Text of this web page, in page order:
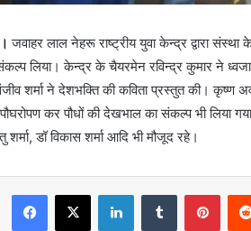
जवाहर लाल नेहरू राष्ट्रीय युवा केन्द्र द्वारा
लिया। केन्द्र के चैयरमेन रविन्द्र कुमार ने
संजीव शर्मा ने देशभक्ति की कविता प्रस्तुत की।
कर पौधों की देखभाल का संकल्प भी लिया
शर्मा, डॉ विकास शर्मा आदि भी मौजूद रहे।
Facebook
X LinkedInTumblr